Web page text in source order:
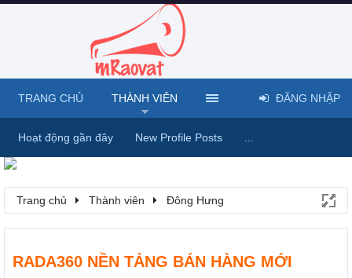
Trang chủ Thành viên Đông Hưng
RADA360 NỀN TẢNG BÁN HÀNG MỚI
TRANG CHỦ THÀNH VIÊN
Hoạt động gần đây New Profile Posts
ĐĂNG NHẬP